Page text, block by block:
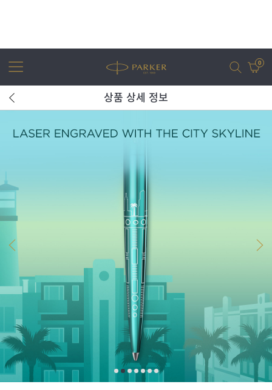
0
어번 아이엠 조터 XL 조터
상품 상세 정보